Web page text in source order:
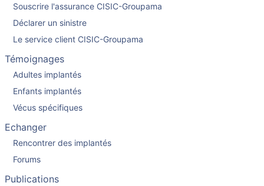
Souscrire l'assurance CISIC-Groupama
Déclarer un sinistre
Le service client CISIC-Groupama
Témoignages
Adultes implantés
Enfants implantés
Vécus spécifiques
Echanger
Rencontrer des implantés
Forums
Publications